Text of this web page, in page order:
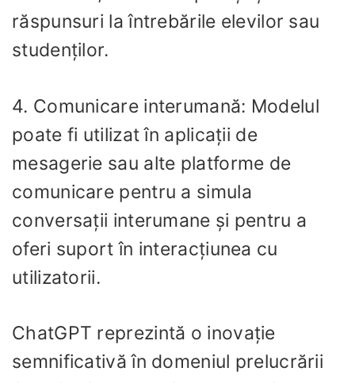
răspunsuri la întrebările elevilor sau
studenților.
4. Comunicare interumană: Modelul
poate fi utilizat în aplicații de
mesagerie sau alte platforme de
comunicare pentru a simula
conversații interumane și pentru a
oferi suport în interacțiunea cu
utilizatorii.
ChatGPT reprezintă o inovație
semnificativă în domeniul prelucrării